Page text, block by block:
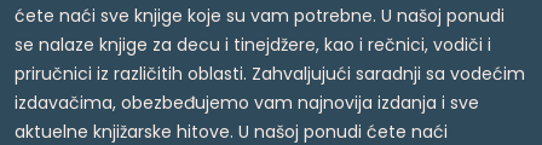
ćete naći sve knjige koje su vam potrebne. U našoj ponudi
se nalaze knjige za decu i tinejdžere, kao i rečnici, vodiči i
priručnici iz različitih oblasti. Zahvaljujući saradnji sa vodećim
izdavačima, obezbeđujemo vam najnovija izdanja i sve
aktuelne knjižarske hitove. U našoj ponudi ćete naći